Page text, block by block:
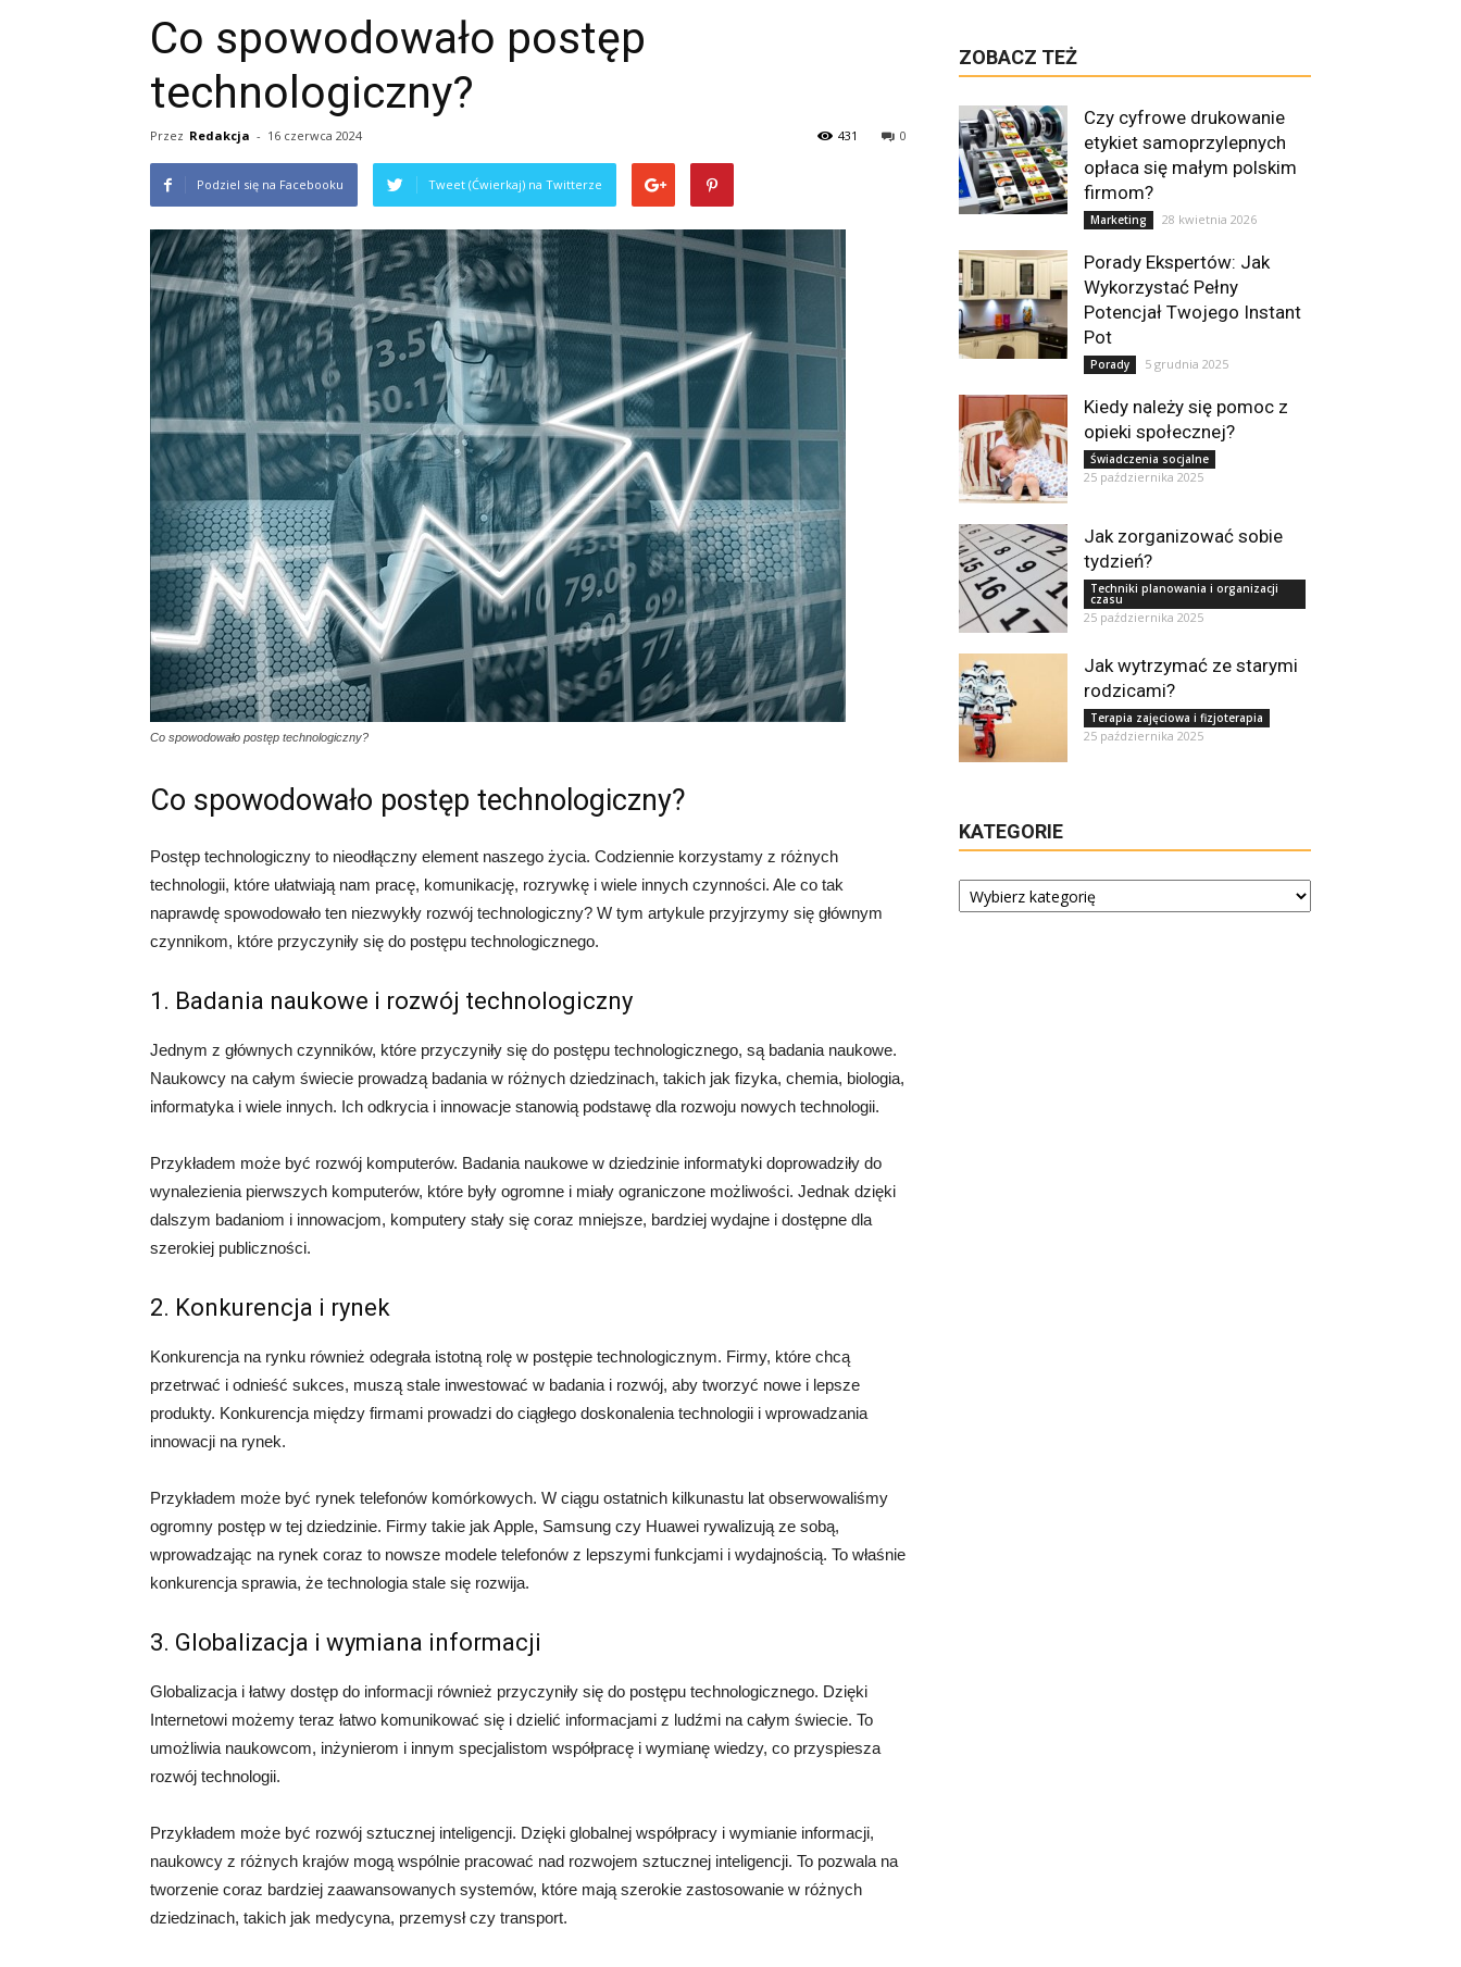
Co spowodowało postęp
technologiczny?
Przez Redakcja - 16 czerwca 2024 0
431
Podziel się na Facebooku Tweet (Ćwierkaj) na Twitterze
Co spowodowało postęp technologiczny?
Co spowodowało postęp technologiczny?
Postęp technologiczny to nieodłączny element naszego życia. Codziennie korzystamy z różnych
technologii, które ułatwiają nam pracę, komunikację, rozrywkę i wiele innych czynności. Ale co tak
naprawdę spowodowało ten niezwykły rozwój technologiczny? W tym artykule przyjrzymy się głównym
czynnikom, które przyczyniły się do postępu technologicznego.
1. Badania naukowe i rozwój technologiczny
Jednym z głównych czynników, które przyczyniły się do postępu technologicznego, są badania naukowe.
Naukowcy na całym świecie prowadzą badania w różnych dziedzinach, takich jak fizyka, chemia, biologia,
informatyka i wiele innych. Ich odkrycia i innowacje stanowią podstawę dla rozwoju nowych technologii.
Przykładem może być rozwój komputerów. Badania naukowe w dziedzinie informatyki doprowadziły do
wynalezienia pierwszych komputerów, które były ogromne i miały ograniczone możliwości. Jednak dzięki
dalszym badaniom i innowacjom, komputery stały się coraz mniejsze, bardziej wydajne i dostępne dla
szerokiej publiczności.
2. Konkurencja i rynek
Konkurencja na rynku również odegrała istotną rolę w postępie technologicznym. Firmy, które chcą
przetrwać i odnieść sukces, muszą stale inwestować w badania i rozwój, aby tworzyć nowe i lepsze
produkty. Konkurencja między firmami prowadzi do ciągłego doskonalenia technologii i wprowadzania
innowacji na rynek.
Przykładem może być rynek telefonów komórkowych. W ciągu ostatnich kilkunastu lat obserwowaliśmy
ogromny postęp w tej dziedzinie. Firmy takie jak Apple, Samsung czy Huawei rywalizują ze sobą,
wprowadzając na rynek coraz to nowsze modele telefonów z lepszymi funkcjami i wydajnością. To właśnie
konkurencja sprawia, że technologia stale się rozwija.
3. Globalizacja i wymiana informacji
Globalizacja i łatwy dostęp do informacji również przyczyniły się do postępu technologicznego. Dzięki
Internetowi możemy teraz łatwo komunikować się i dzielić informacjami z ludźmi na całym świecie. To
umożliwia naukowcom, inżynierom i innym specjalistom współpracę i wymianę wiedzy, co przyspiesza
rozwój technologii.
Przykładem może być rozwój sztucznej inteligencji. Dzięki globalnej współpracy i wymianie informacji,
naukowcy z różnych krajów mogą wspólnie pracować nad rozwojem sztucznej inteligencji. To pozwala na
tworzenie coraz bardziej zaawansowanych systemów, które mają szerokie zastosowanie w różnych
dziedzinach, takich jak medycyna, przemysł czy transport.
ZOBACZ TEŻ
Czy cyfrowe drukowanie
etykiet samoprzylepnych
opłaca się małym polskim
firmom?
Marketing 28 kwietnia 2026
Porady Ekspertów: Jak
Wykorzystać Pełny
Potencjał Twojego Instant
Pot
Porady 5 grudnia 2025
Kiedy należy się pomoc z
opieki społecznej?
Świadczenia socjalne
25 października 2025
Jak zorganizować sobie
tydzień?
Techniki planowania i organizacji
czasu
25 października 2025
Jak wytrzymać ze starymi
rodzicami?
Terapia zajęciowa i fizjoterapia
25 października 2025
KATEGORIE
Kategorie